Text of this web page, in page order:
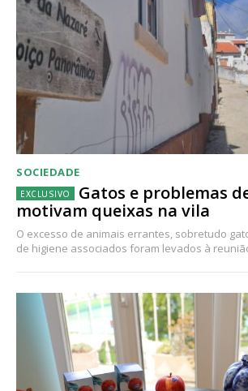
SOCIEDADE
Gatos e problemas
motivam queixas na vila
O excesso de animais errantes, sobretudo
de higiene associados foram levados à